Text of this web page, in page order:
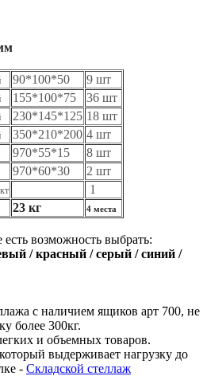
90*100*50
9 шт
155*100*75
36 шт
230*145*125 18 шт
350*210*200 4 шт
970*55*15
8 шт
970*60*30
2 шт
1
23 кг 4 места
возможность выбрать:
/ красный / серый / синий /
с наличием ящиков арт 700, не
более 300кг.
и объемных товаров.
выдерживает нагрузку до
- Складской стеллаж